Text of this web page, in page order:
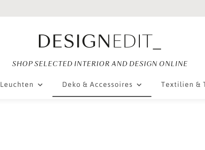
SHOP SELECTED INTERIOR AND DESIGN ONLINE
Leuchten Deko & Accessoires Textilien &